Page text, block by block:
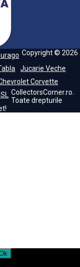
Jucarie Veche
Corvette
Copyright © 2026
CollectorsCorner.ro.
Toate drepturile